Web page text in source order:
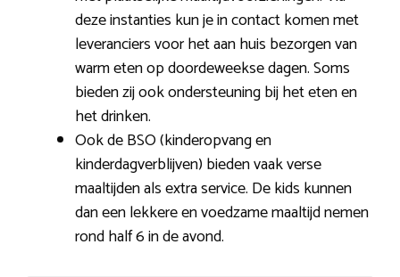
deze instanties kun je in contact komen met
leveranciers voor het aan huis bezorgen van
warm eten op doordeweekse dagen. Soms
bieden zij ook ondersteuning bij het eten en
het drinken.
Ook de BSO (kinderopvang en
kinderdagverblijven) bieden vaak verse
maaltijden als extra service. De kids kunnen
dan een lekkere en voedzame maaltijd nemen
rond half 6 in de avond.